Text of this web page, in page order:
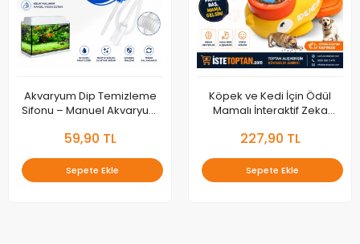
Akvaryum Dip Temizleme
Sifonu – Manuel Akvaryum
Temizleme Pompası
59,90 TL
Sepete Ekle
Köpek ve Kedi İçin Ödül
Mamalı İnteraktif Zeka
Mama Dağıtıcı
227,90 TL
Sepete Ekle